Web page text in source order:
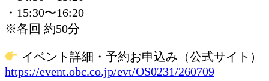
・15:30〜16:20
※各回 約50分
イベント詳細・予約お申込み（公式サイト）
https://event.obc.co.jp/evt/OS0231/260709